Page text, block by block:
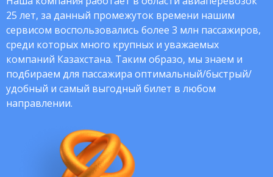
25 лет, за данный промежуток времени нашим
сервисом воспользовались более 3 млн пассажиров,
среди которых много крупных и уважаемых
компаний Казахстана. Таким образо, мы знаем и
подбираем для пассажира оптимальный/быстрый/
удобный и самый выгодный билет в любом
направлении.